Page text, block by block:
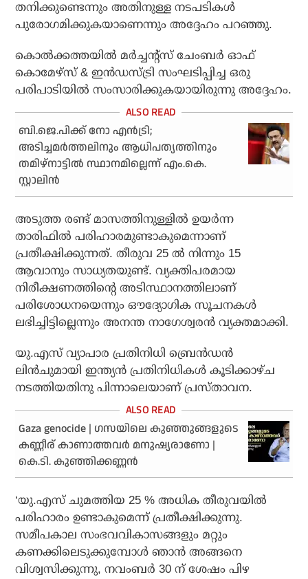
തനിക്കുണ്ടെന്നും അതിനുള്ള നടപടികൾ
പുരോഗമിക്കുകയാണെന്നും അദ്ദേഹം പറഞ്ഞു.
കൊൽക്കത്തയിൽ മർച്ചന്റ്‌സ് ചേംബർ ഓഫ്
കൊമേഴ്‌സ് & ഇൻഡസ്ട്രി സംഘടിപ്പിച്ച ഒരു
പരിപാടിയിൽ സംസാരിക്കുകയായിരുന്നു അദ്ദേഹം.
ബി.ജെ.പിക്ക് നോ എന്‍ട്രി;
അടിച്ചമര്‍ത്തലിനും ആധിപത്യത്തിനും
തമിഴ്‌നാട്ടില്‍ സ്ഥാനമില്ലെന്ന് എം.കെ.
സ്റ്റാലിന്‍
അടുത്ത രണ്ട് മാസത്തിനുള്ളിൽ ഉയർന്ന
താരിഫിൽ പരിഹാരമുണ്ടാകുമെന്നാണ്
പ്രതീക്ഷിക്കുന്നത്. തീരുവ 25 ൽ നിന്നും 15
ആവാനും സാധ്യതയുണ്ട്. വ്യക്തിപരമായ
നിരീക്ഷണത്തിന്റെ അടിസ്ഥാനത്തിലാണ്
പരിശോധനയെന്നും ഔദ്യോഗിക സൂചനകൾ
ലഭിച്ചിട്ടില്ലെന്നും അനന്ത നാഗേശ്വരൻ വ്യക്തമാക്കി.
യു.എസ് വ്യാപാര പ്രതിനിധി ബ്രെൻഡൻ
ലിൻചുമായി ഇന്ത്യൻ പ്രതിനിധികൾ കൂടിക്കാഴ്ച
നടത്തിയതിനു പിന്നാലെയാണ് പ്രസ്താവന.
​Gaza genocide | ഗസയിലെ കുഞ്ഞുങ്ങളുടെ
കണ്ണീര് കാണാത്തവർ മനുഷ്യരാണോ |
കെ.ടി. കുഞ്ഞിക്കണ്ണൻ
‘യു.എസ് ചുമത്തിയ 25 % അധിക തീരുവയിൽ
പരിഹാരം ഉണ്ടാകുമെന്ന് പ്രതീക്ഷിക്കുന്നു.
സമീപകാല സംഭവവികാസങ്ങളും മറ്റും
കണക്കിലെടുക്കുമ്പോൾ ഞാൻ അങ്ങനെ
വിശ്വസിക്കുന്നു, നവംബർ 30 ന് ശേഷം പിഴ